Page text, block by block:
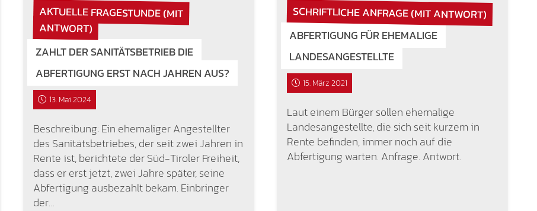
AKTUELLE FRAGESTUNDE (MIT
ANTWORT)
ZAHLT DER SANITÄTSBETRIEB DIE
ABFERTIGUNG ERST NACH JAHREN AUS?
13. Mai 2024
Beschreibung: Ein ehemaliger Angestellter
des Sanitätsbetriebes, der seit zwei Jahren in
Rente ist, berichtete der Süd-Tiroler Freiheit,
dass er erst jetzt, zwei Jahre später, seine
Abfertigung ausbezahlt bekam. Einbringer
der…
SCHRIFTLICHE ANFRAGE (MIT ANTWORT)
ABFERTIGUNG FÜR EHEMALIGE
LANDESANGESTELLTE
15. März 2021
Laut einem Bürger sollen ehemalige
Landesangestellte, die sich seit kurzem in
Rente befinden, immer noch auf die
Abfertigung warten. Anfrage. Antwort.